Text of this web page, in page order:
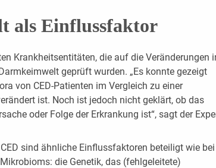
als Einflussfaktor
Krankheitsentitäten, die auf die Veränderungen
geprüft wurden. „Es konnte gezeigt
von CED-Patienten im Vergleich zu einer
ist. Noch ist jedoch nicht geklärt, ob das
oder Folge der Erkrankung ist“, sagt der
sind ähnliche Einflussfaktoren beteiligt wie
die Genetik, das (fehlgeleitete)